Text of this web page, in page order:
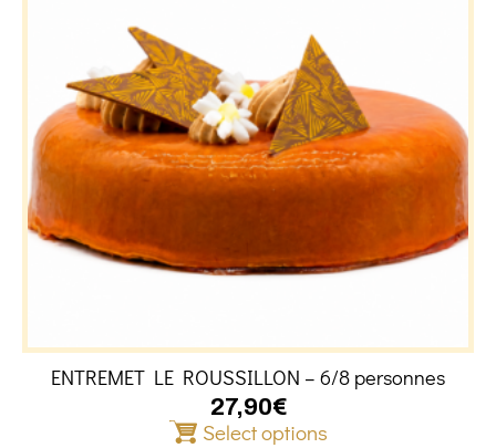
ENTREMET LE ROUSSILLON – 6/8 personnes
27,90€
Select options